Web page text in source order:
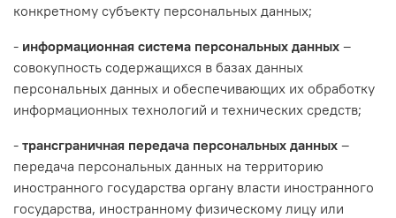
конкретному субъекту персональных данных;
- информационная система персональных данных –
совокупность содержащихся в базах данных
персональных данных и обеспечивающих их обработку
информационных технологий и технических средств;
- трансграничная передача персональных данных –
передача персональных данных на территорию
иностранного государства органу власти иностранного
государства, иностранному физическому лицу или